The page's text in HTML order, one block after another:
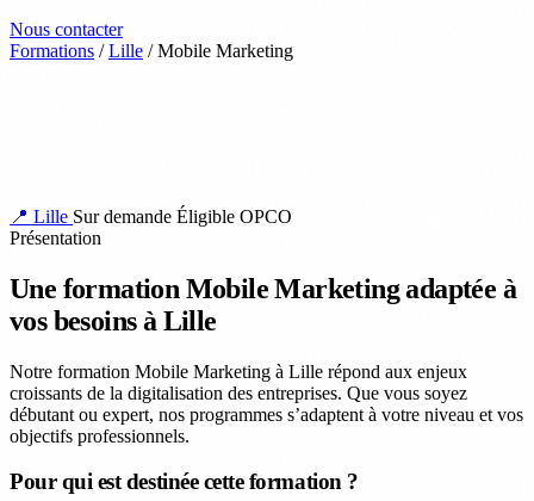
Nous contacter
Formations / Lille / Mobile Marketing
📍 Lille Sur demande Éligible OPCO
Présentation
Une formation Mobile Marketing adaptée à
vos besoins à Lille
Notre formation Mobile Marketing à Lille répond aux enjeux
croissants de la digitalisation des entreprises. Que vous soyez
débutant ou expert, nos programmes s’adaptent à votre niveau et vos
objectifs professionnels.
Pour qui est destinée cette formation ?